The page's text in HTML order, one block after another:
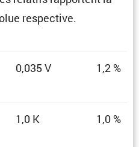
respective.
0,035 V 1,2 %
1,0 K 1,0 %